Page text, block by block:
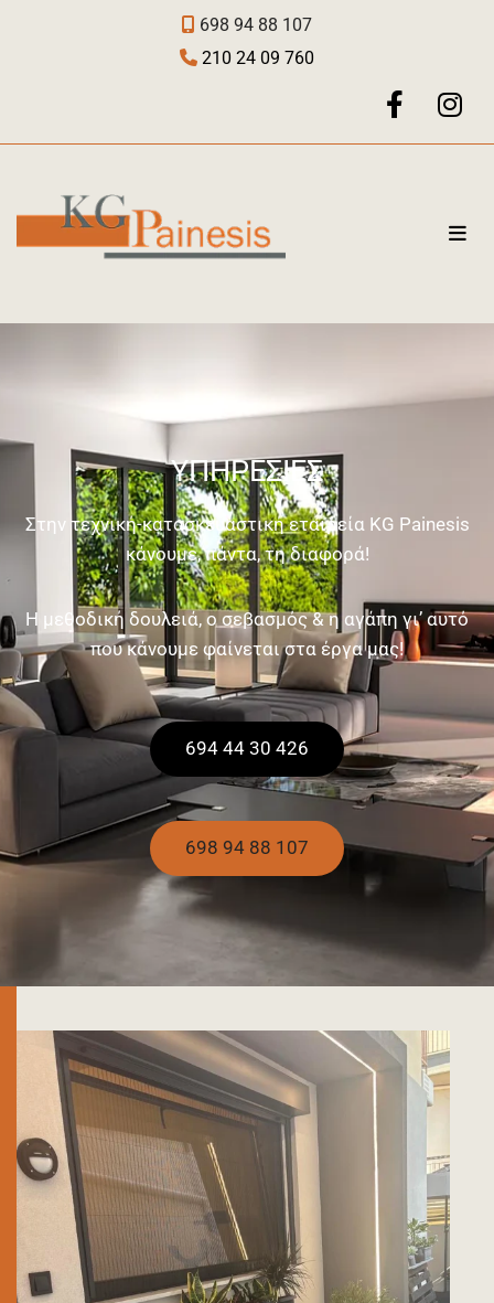
698 94 88 107
 210 24 09 760
ΥΠΗΡΕΣΙΕΣ
Στην τεχνική-κατασκευαστική εταιρεία KG Painesis
κάνουμε, πάντα, τη διαφορά!
Η μεθοδική δουλειά, ο σεβασμός & η αγάπη γι’ αυτό
που κάνουμε φαίνεται στα έργα μας!
694 44 30 426
698 94 88 107